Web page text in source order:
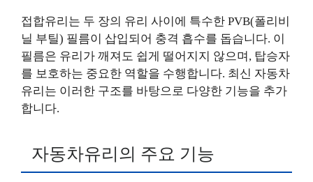
접합유리는 두 장의 유리 사이에 특수한 PVB(폴리비
닐 부틸) 필름이 삽입되어 충격 흡수를 돕습니다. 이
필름은 유리가 깨져도 쉽게 떨어지지 않으며, 탑승자
를 보호하는 중요한 역할을 수행합니다. 최신 자동차
유리는 이러한 구조를 바탕으로 다양한 기능을 추가
합니다.
자동차유리의 주요 기능